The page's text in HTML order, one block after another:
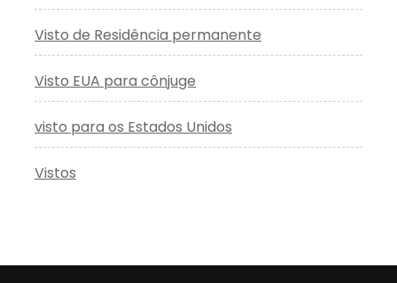
Visto de Residência permanente
Visto EUA para cônjuge
visto para os Estados Unidos
Vistos